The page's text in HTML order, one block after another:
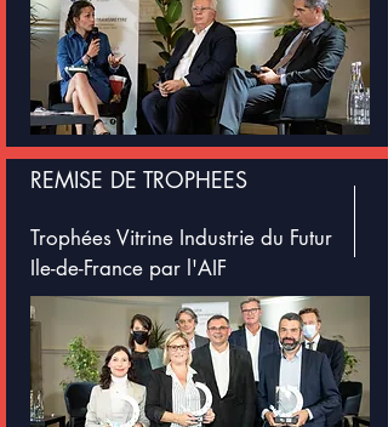
REMISE DE TROPHEES
Trophées Vitrine Industrie du Futur
Ile-de-France par l'AIF